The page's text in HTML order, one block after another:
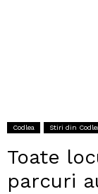
Codlea Stiri din
Toate
parcuri